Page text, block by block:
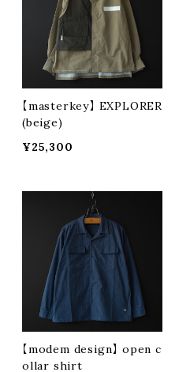
【masterkey】 EXPLORER
(beige)
¥25,300
【modem design】 open c
ollar shirt